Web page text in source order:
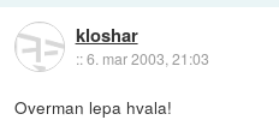
kloshar
::6. mar 2003, 21:03
Overman lepa hvala!